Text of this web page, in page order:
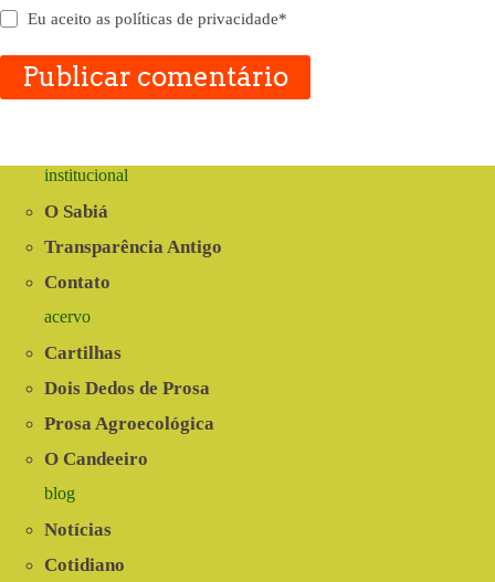
Eu aceito aspolíticas de privacidade*
Publicar comentário
institucional
O Sabiá
Transparência Antigo
Contato
acervo
Cartilhas
Dois Dedos de Prosa
Prosa Agroecológica
O Candeeiro
blog
Notícias
Cotidiano